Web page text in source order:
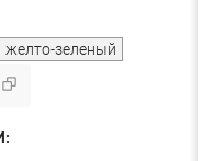
желто-зеленый